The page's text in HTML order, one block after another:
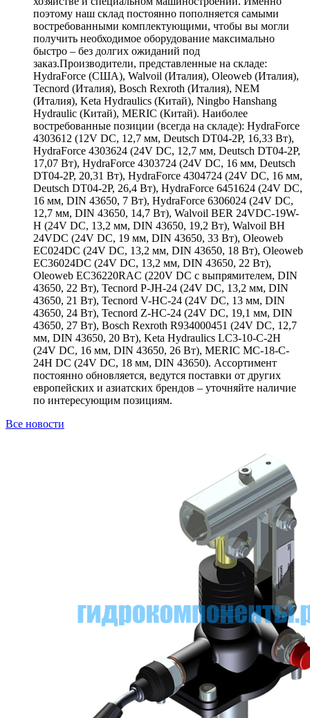
поэтому наш склад постоянно пополняется самыми
востребованными комплектующими, чтобы вы могли
получить необходимое оборудование максимально
быстро – без долгих ожиданий под
заказ.Производители, представленные на складе:
HydraForce (США), Walvoil (Италия), Oleoweb (Италия),
Tecnord (Италия), Bosch Rexroth (Италия), NEM
(Италия), Keta Hydraulics (Китай), Ningbo Hanshang
Hydraulic (Китай), MERIC (Китай). Наиболее
востребованные позиции (всегда на складе): HydraForce
4303612 (12V DC, 12,7 мм, Deutsch DT04-2P, 16,33 Вт),
HydraForce 4303624 (24V DC, 12,7 мм, Deutsch DT04-2P,
17,07 Вт), HydraForce 4303724 (24V DC, 16 мм, Deutsch
DT04-2P, 20,31 Вт), HydraForce 4304724 (24V DC, 16 мм,
Deutsch DT04-2P, 26,4 Вт), HydraForce 6451624 (24V DC,
16 мм, DIN 43650, 7 Вт), HydraForce 6306024 (24V DC,
12,7 мм, DIN 43650, 14,7 Вт), Walvoil BER 24VDC-19W-
H (24V DC, 13,2 мм, DIN 43650, 19,2 Вт), Walvoil BH
24VDC (24V DC, 19 мм, DIN 43650, 33 Вт), Oleoweb
EC024DC (24V DC, 13,2 мм, DIN 43650, 18 Вт), Oleoweb
EC36024DC (24V DC, 13,2 мм, DIN 43650, 22 Вт),
Oleoweb EC36220RAC (220V DC с выпрямителем, DIN
43650, 22 Вт), Tecnord P-JH-24 (24V DC, 13,2 мм, DIN
43650, 21 Вт), Tecnord V-HC-24 (24V DC, 13 мм, DIN
43650, 24 Вт), Tecnord Z-HC-24 (24V DC, 19,1 мм, DIN
43650, 27 Вт), Bosch Rexroth R934000451 (24V DC, 12,7
мм, DIN 43650, 20 Вт), Keta Hydraulics LC3-10-C-2H
(24V DC, 16 мм, DIN 43650, 26 Вт), MERIC MC-18-C-
24H DC (24V DC, 18 мм, DIN 43650). Ассортимент
постоянно обновляется, ведутся поставки от других
европейских и азиатских брендов – уточняйте наличие
по интересующим позициям.
Все новости